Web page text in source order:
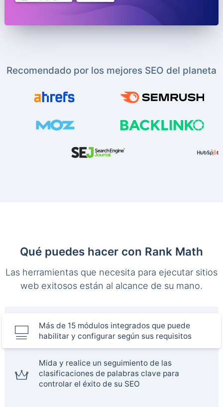
Recomendado por los mejores SEO del planeta
Qué puedes hacer con Rank Math
Las herramientas que necesita para ejecutar sitios
web exitosos están al alcance de su mano.
Más de 15 módulos integrados que puede
habilitar y configurar según sus requisitos
Mida y realice un seguimiento de las
clasificaciones de palabras clave para
controlar el éxito de su SEO